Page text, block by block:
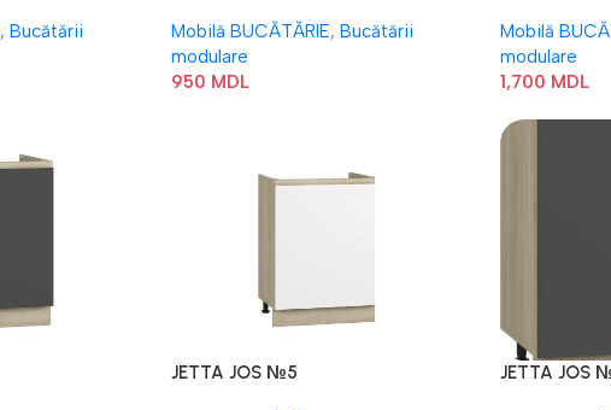
, Bucătării
Mobilă BUCĂTĂRIE, Bucătării
modulare
950 MDL
Mobilă
modulare
1,700 MDL
JETTA JOS №5 JETTA JOS